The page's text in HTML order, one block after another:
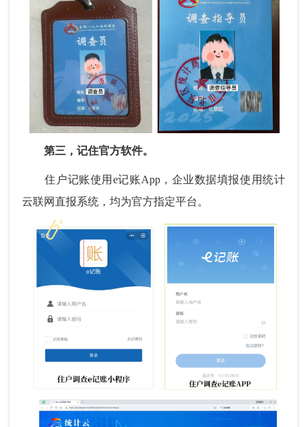
第三，记住官方软件。
住户记账使用e记账App，企业数据填报使用统计
云联网直报系统，均为官方指定平台。